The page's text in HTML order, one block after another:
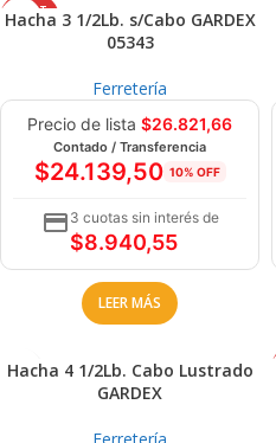
AGOT
ADO
Hacha 3 1/2Lb. s/Cabo GARDEX
05343
Ferretería
Precio de lista $26.821,66
Contado / Transferencia
$24.139,50 10% OFF
3 cuotas sin interés de
$8.940,55
LEER MÁS
Hacha 4 1/2Lb. Cabo Lustrado
GARDEX